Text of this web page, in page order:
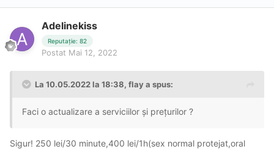
Adelinekiss
Reputație: 82
Postat Mai 12, 2022
La 10.05.2022 la 18:38, flaya spus:
Faci o actualizare a serviciilor și prețurilor ?
Sigur! 250 lei/30 minute,400 lei/1h(sex normal protejat,oral